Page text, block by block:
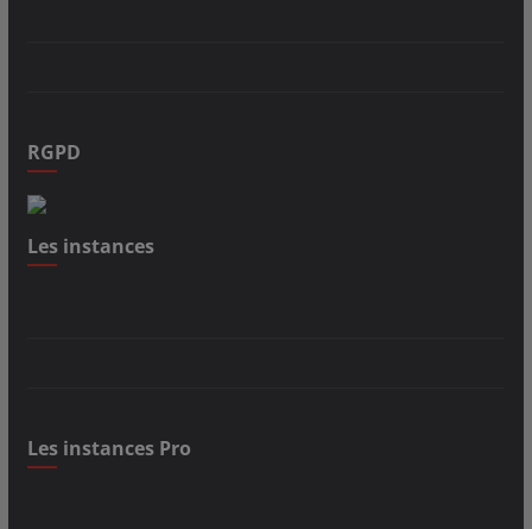
RGPD
Les instances
Les instances Pro